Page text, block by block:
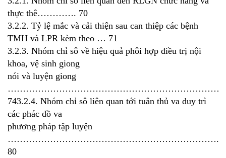
thực thê…………. 70
3.2.2. Tỷ lệ mắc và cải thiện sau can thiệp các bệnh
TMH và LPR kèm theo … 71
3.2.3. Nhóm chỉ sô về hiệu quả phôi hợp điều trị nội
khoa, vệ sinh giong
nói và luyện giong
743.2.4. Nhóm chỉ sô liên quan tới tuân thủ va duy trì
các phác đồ va
phương pháp tập luyện
…………………………………………………………….
80